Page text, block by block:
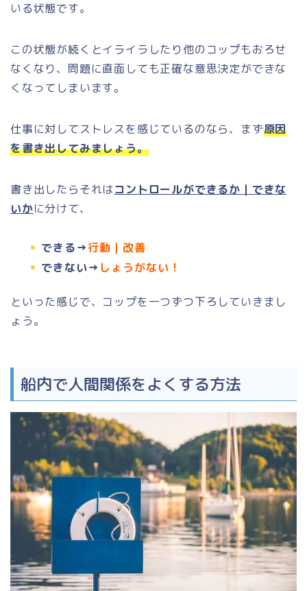
いる状態です。
この状態が続くとイライラしたり他のコップもおろせ
なくなり、問題に直面しても正確な意思決定ができな
くなってしまいます。
仕事に対してストレスを感じているのなら、まず原因
を書き出してみましょう。
書き出したらそれはコントロールができるか｜できな
いかに分けて、
できる→行動｜改善
できない→ しょうがない！
といった感じで、コップを一つずつ下ろしていきまし
ょう。
船内で人間関係をよくする方法